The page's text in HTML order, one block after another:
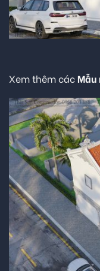
Xem thêm các